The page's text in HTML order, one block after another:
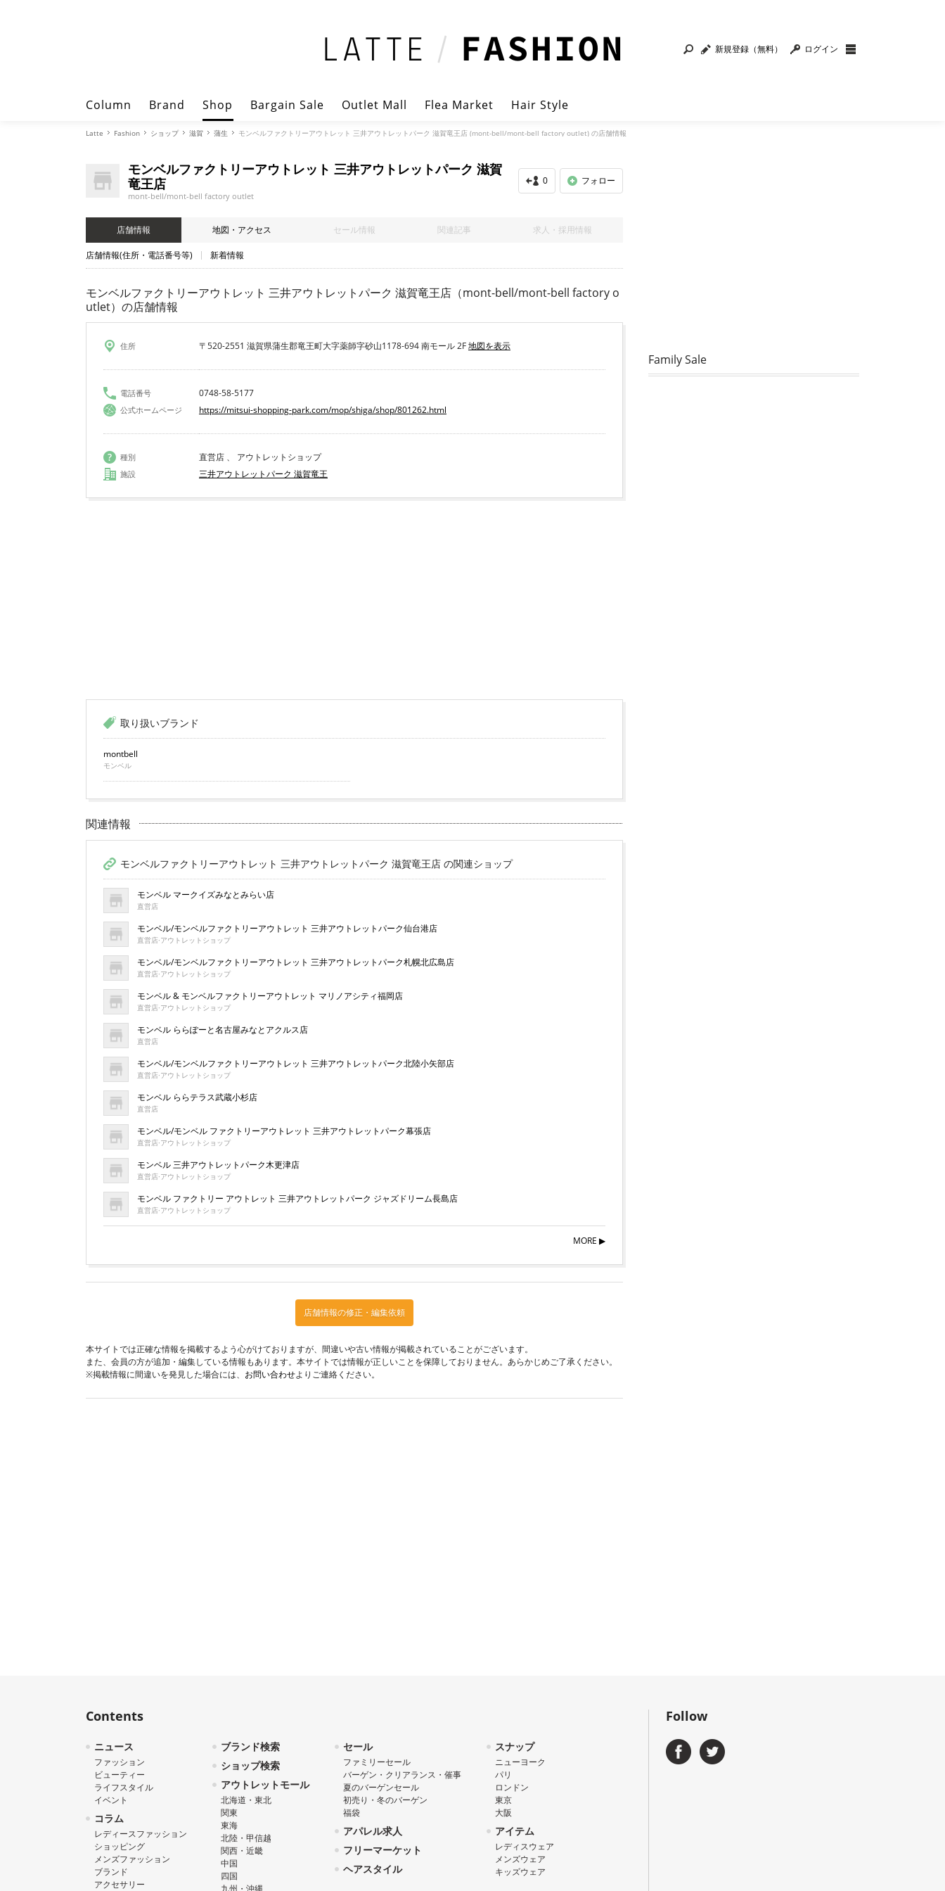
新規登録（無料） ログイン
Column Brand Shop Bargain Sale Outlet Mall Flea Market Hair Style
Latte Fashion ショップ 滋賀 蒲生 モンベルファクトリーアウトレット 三井アウトレットパーク 滋賀竜王店 (mont-bell/mont-bell factory outlet) の店舗情報
モンベルファクトリーアウトレット 三井アウトレットパーク 滋賀
竜王店
mont-bell/mont-bell factory outlet
0 フォロー
店舗情報 地図・アクセス セール情報 関連記事 求人・採用情報
店舗情報(住所・電話番号等) 新着情報
モンベルファクトリーアウトレット 三井アウトレットパーク 滋賀竜王店（mont-bell/mont-bell factory o
utlet） の店舗情報
住所 〒520-2551 滋賀県蒲生郡竜王町大字薬師字砂山1178-694 南モール 2F地図を表示
電話番号 0748-58-5177
公式ホームページ https://mitsui-shopping-park.com/mop/shiga/shop/801262.html
種別 直営店 、 アウトレットショップ
施設 三井アウトレットパーク 滋賀竜王
取り扱いブランド
montbell
モンベル
関連情報
モンベルファクトリーアウトレット 三井アウトレットパーク 滋賀竜王店 の関連ショップ
モンベル マークイズみなとみらい店
直営店
モンベル/モンベルファクトリーアウトレット 三井アウトレットパーク仙台港店
直営店·アウトレットショップ
モンベル/モンベルファクトリーアウトレット 三井アウトレットパーク札幌北広島店
直営店·アウトレットショップ
モンベル & モンベルファクトリーアウトレット マリノアシティ福岡店
直営店·アウトレットショップ
モンベル ららぽーと名古屋みなとアクルス店
直営店
モンベル/モンベルファクトリーアウトレット 三井アウトレットパーク北陸小矢部店
直営店·アウトレットショップ
モンベル ららテラス武蔵小杉店
直営店
モンベル/モンベル ファクトリーアウトレット 三井アウトレットパーク幕張店
直営店·アウトレットショップ
モンベル 三井アウトレットパーク木更津店
直営店·アウトレットショップ
モンベル ファクトリー アウトレット 三井アウトレットパーク ジャズドリーム長島店
直営店·アウトレットショップ
MORE ▶︎
店舗情報の修正・編集依頼
本サイトでは正確な情報を掲載するよう心がけておりますが、間違いや古い情報が掲載されていることがございます。
また、会員の方が追加・編集している情報もあります。本サイトでは情報が正しいことを保障しておりません。あらかじめご了承ください。
※掲載情報に間違いを発見した場合には、 お問い合わせよりご連絡ください。
Family Sale
Contents
ニュース
ファッション
ビューティー
ライフスタイル
イベント
コラム
レディースファッション
ショッピング
メンズファッション
ブランド
アクセサリー
ブランド検索
ショップ検索
アウトレットモール
北海道・東北
関東
東海
北陸・甲信越
関西・近畿
中国
四国
九州・沖縄
セール
ファミリーセール
バーゲン・クリアランス・催事
夏のバーゲンセール
初売り・冬のバーゲン
福袋
アパレル求人
フリーマーケット
ヘアスタイル
スナップ
ニューヨーク
パリ
ロンドン
東京
大阪
アイテム
レディスウェア
メンズウェア
キッズウェア
Follow